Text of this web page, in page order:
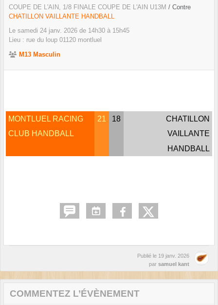
COUPE DE L'AIN, 1/8 FINALE COUPE DE L'AIN U13M / Contre
CHATILLON VAILLANTE HANDBALL
Le samedi 24 janv. 2026 de 14h30 à 15h45
Lieu : rue du loup 01120 montluel
M13 Masculin
MONTLUEL RACING
CLUB HANDBALL
21 18
CHATILLON
VAILLANTE
HANDBALL
Publié le 19 janv. 2026
par samuel kant
COMMENTEZ L’ÉVÈNEMENT